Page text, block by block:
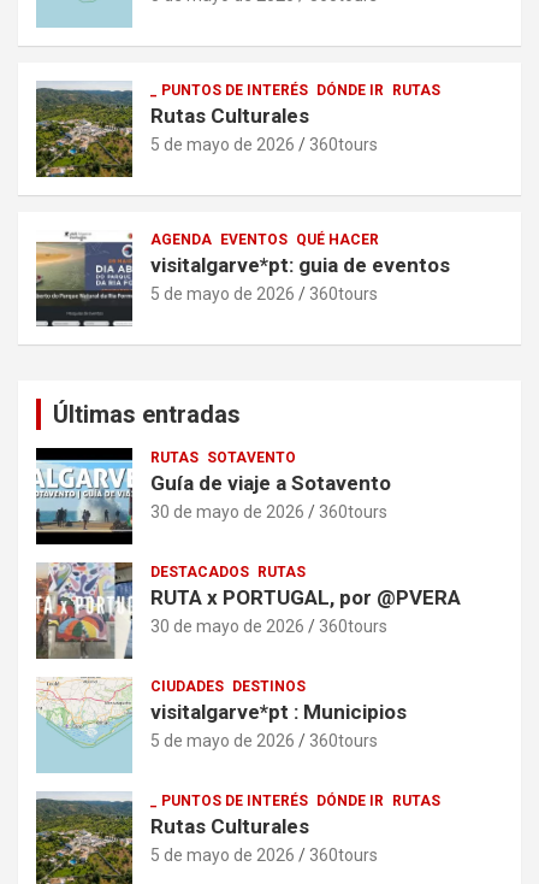
_ PUNTOS DE INTERÉS DÓNDE IR RUTAS
Rutas Culturales
5 de mayo de 2026 360tours
AGENDA EVENTOS QUÉ HACER
visitalgarve*pt: guia de eventos
5 de mayo de 2026 360tours
Últimas entradas
RUTAS SOTAVENTO
Guía de viaje a Sotavento
30 de mayo de 2026 360tours
DESTACADOS RUTAS
RUTA x PORTUGAL, por @PVERA
30 de mayo de 2026 360tours
CIUDADES DESTINOS
visitalgarve*pt : Municipios
5 de mayo de 2026 360tours
_ PUNTOS DE INTERÉS DÓNDE IR RUTAS
Rutas Culturales
5 de mayo de 2026 360tours